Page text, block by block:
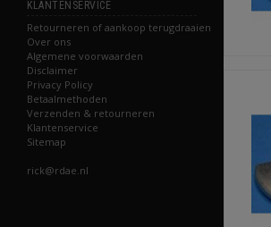
KLANTENSERVICE
Retourneren of aankoop terugdraaien
Over ons
Algemene voorwaarden
Disclaimer
Privacy Policy
Betaalmethoden
Verzenden & retourneren
Klantenservice
Sitemap
rick@rdae.nl